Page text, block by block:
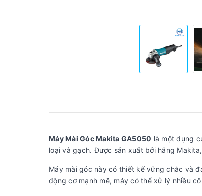
Máy Mài Góc Makita GA5050 là một dụng
loại và gạch. Được sản xuất bởi hãng
Máy mài góc này có thiết kế vững chắc và
động cơ mạnh mẽ, máy có thể xử lý nhiều